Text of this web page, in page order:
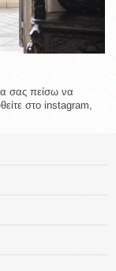
σας πείσω να
στο instagram,